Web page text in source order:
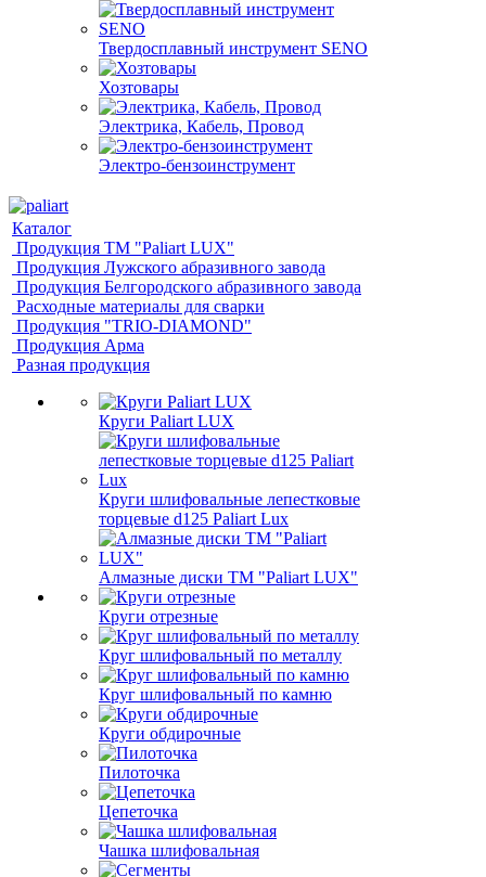
Твердосплавный инструмент SENO
Хозтовары
Электрика, Кабель, Провод
Электро-бензоинструмент
Каталог
Продукция ТМ "Paliart LUX"
Продукция Лужского абразивного завода
Продукция Белгородского абразивного завода
Расходные материалы для сварки
Продукция "TRIO-DIAMOND"
Продукция Арма
Разная продукция
Круги Paliart LUX
Круги шлифовальные лепестковые
торцевые d125 Paliart Lux
Алмазные диски ТМ "Paliart LUX"
Круги отрезные
Круг шлифовальный по металлу
Круг шлифовальный по камню
Круги обдирочные
Пилоточка
Цепеточка
Чашка шлифовальная